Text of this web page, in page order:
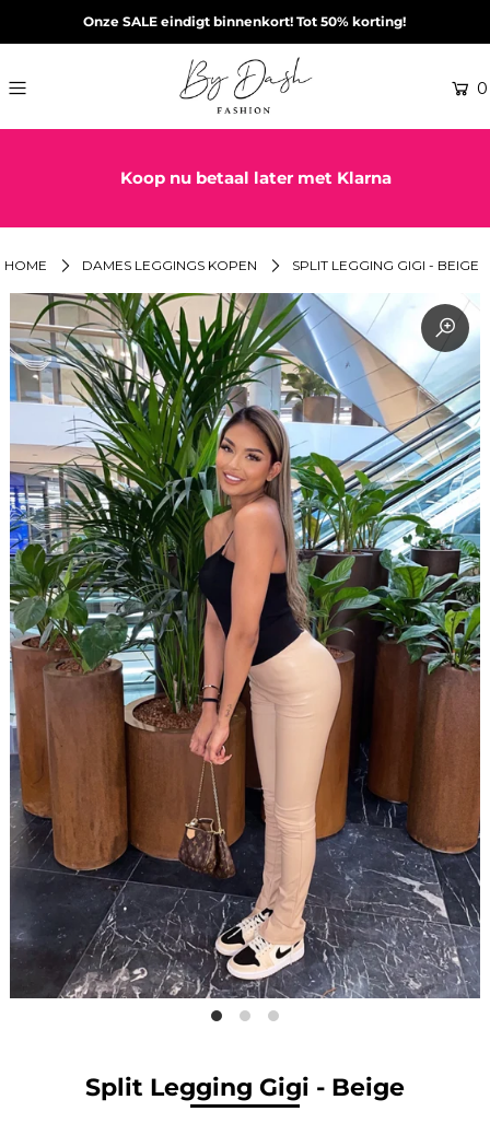
Onze SALE eindigt binnenkort! Tot 50% korting!
0
Meer dan +10.000 klanten gingen je voor!
HOME DAMES LEGGINGS KOPEN SPLIT LEGGING GIGI - BEIGE
Split Legging Gigi - Beige